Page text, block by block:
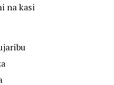
na kasi